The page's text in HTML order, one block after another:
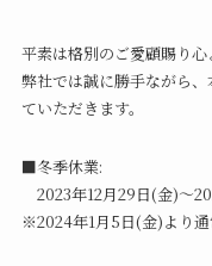
平素は格別のご愛顧賜り心
弊社では誠に勝手ながら
ていただきます。
■冬季休業:
2023年12月29日(金)～
※2024年1月5日(金)より通